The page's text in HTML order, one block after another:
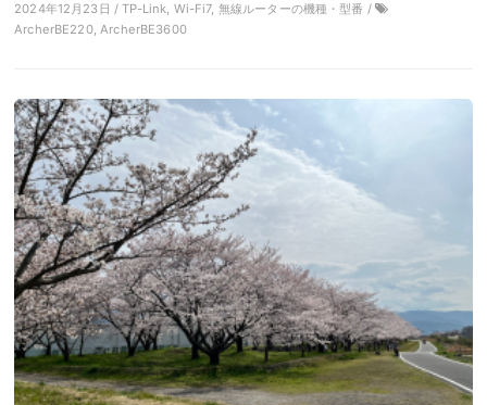
2024年12月23日 / TP-Link, Wi-Fi7, 無線ルーターの機種・型番 /
ArcherBE220, ArcherBE3600